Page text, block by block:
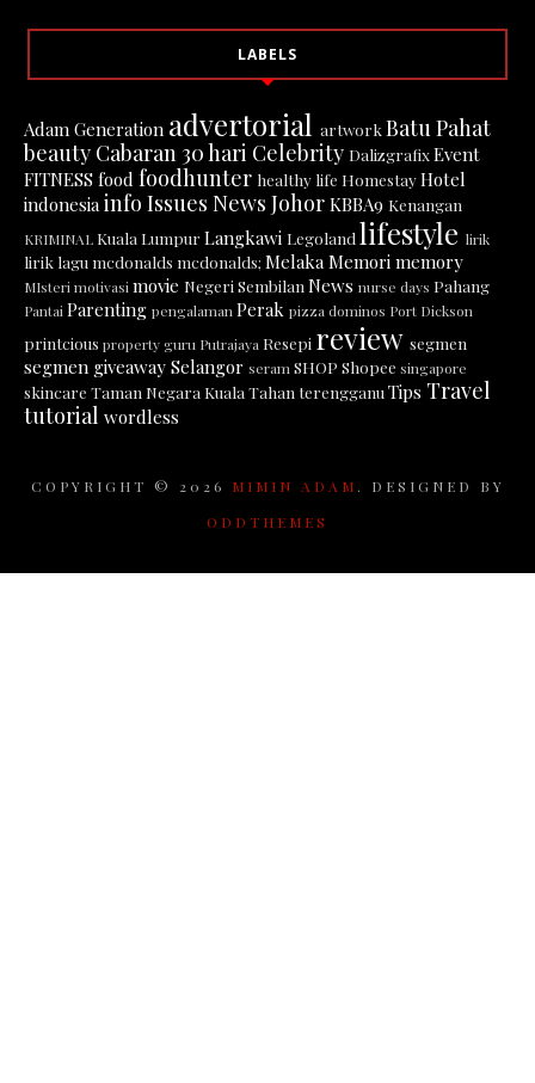
LABELS
Adam Generation advertorial artwork Batu Pahat
beauty Cabaran 30 hari Celebrity DalizgrafixEvent
FITNESS food foodhunter healthy life HomestayHotel
indonesia info Issues News Johor KBBA9 Kenangan
KRIMINAL Kuala Lumpur Langkawi Legoland lifestyle lirik
lirik lagu mcdonalds mcdonalds; Melaka Memori memory
MIsteri motivasi movie Negeri Sembilan News nurse days Pahang
Pantai Parenting pengalaman Perak pizza dominos Port Dickson
printcious property guru Putrajaya Resepi review segmen
segmen giveaway Selangor seram SHOP Shopee singapore
skincare Taman Negara Kuala Tahan terengganu Tips Travel
tutorial wordless
COPYRIGHT © 2026 MIMIN ADAM . DESIGNED BY
ODDTHEMES